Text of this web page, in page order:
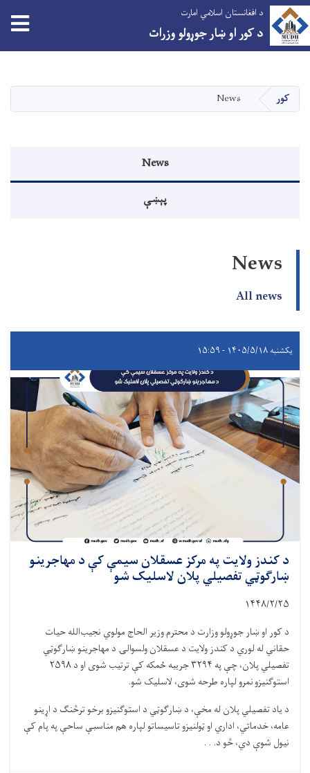
د افغانستان اسلامي امارت
د کور او ښار جوړولو وزرات
کور News
News
پېښې
News
All news
یکشنبه ۱۴۰۵/۵/۱۸ - ۱۵:۵۹
د کندز ولایت په مرکز عسقلان سیمې کې د مهاجرینو
ښارګوټي تفصیلي پلان لاسلیک شو
۱۴۴۸/۲/۲۵
د کور او ښار جوړولو وزارت د محترم وزیر الحاج مولوي نجیب‌الله حیات
حقاني له لوري د کندز ولایت د عسقلان ولسوالۍ د مهاجرینو ښارګوټي
تفصیلي پلان، چې په ۳۲۹۴جریبه ځمکه کې ترتیب شوی او د۲۵۹۸
استوګنیزو نمرو لپاره طرحه شوی، لاسلیک شو.
د یاد تفصیلي پلان له مخې، د ښارګوټي د استوګنیزو برخو ترڅنګ د اړینو
عامه، خدماتي، اداري او ټولنیزو تاسیساتو لپاره هم مناسبې ساحې په پام کې
نیول شوې دي، څو د. . .